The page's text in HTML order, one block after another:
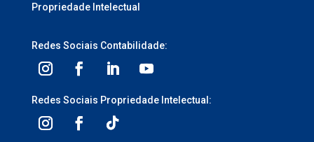
Propriedade Intelectual
Redes Sociais Contabilidade:
Redes Sociais Propriedade Intelectual: